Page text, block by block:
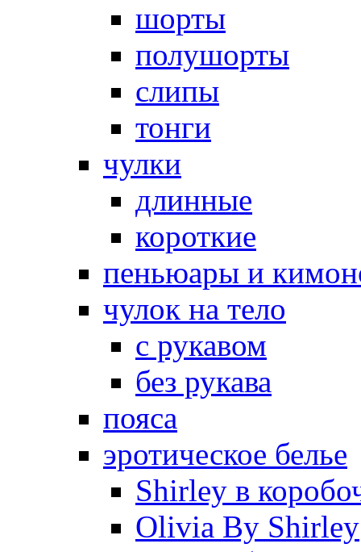
шорты
полушорты
слипы
тонги
чулки
длинные
короткие
пеньюары и
чулок на тело
с рукавом
без рукава
пояса
эротическое белье
Shirley в
Olivia By Shirley